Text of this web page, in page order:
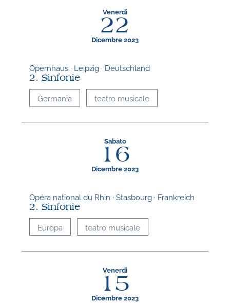
Venerdì
22
Dicembre 2023
Opernhaus · Leipzig · Deutschland
2. Sinfonie
Germania teatro musicale
Sabato
16
Dicembre 2023
Opéra national du Rhin · Stasbourg · Frankreich
2. Sinfonie
Europa teatro musicale
Venerdì
15
Dicembre 2023